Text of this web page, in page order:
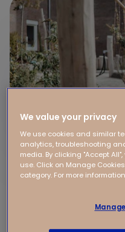
Rennen,
Kinderen ervaren
meer en voelen zich
hebben ruzie en
We value your privacy
We use cookies and similar
analytics, troubleshooting
media. By clicking "Accept
use. Click on Manage
category. For more